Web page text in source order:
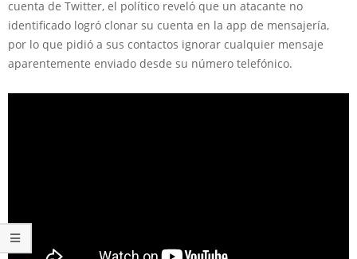
cuenta de Twitter, el político reveló que un atacante no
identificado logró clonar su cuenta en la app de mensajería,
por lo que pidió a sus contactos ignorar cualquier mensaje
aparentemente enviado desde su número telefónico.